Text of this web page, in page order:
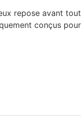
repose avant
conçus